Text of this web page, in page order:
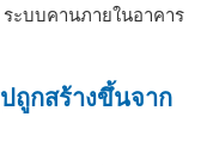
ระบบคานภายในอาคาร
ปถูกสร้างขึ้นจาก